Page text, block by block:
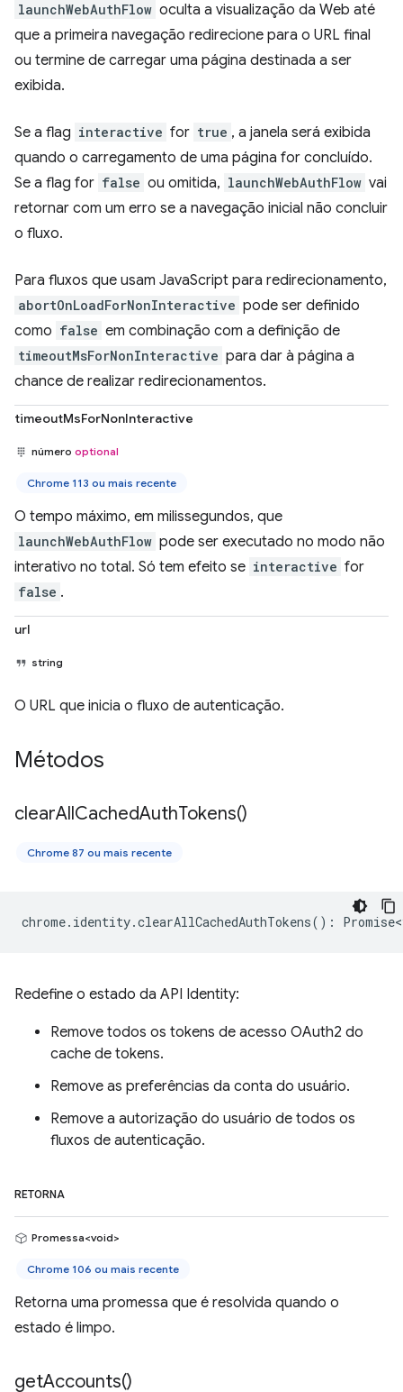
launchWebAuthFlow oculta a visualização da Web até
que a primeira navegação redirecione para o URL final
ou termine de carregar uma página destinada a ser
exibida.
Se a flag interactive for true , a janela será exibida
quando o carregamento de uma página for concluído.
Se a flag for false ou omitida, launchWebAuthFlow vai
retornar com um erro se a navegação inicial não concluir
o fluxo.
Para fluxos que usam JavaScript para redirecionamento,
abortOnLoadForNonInteractive pode ser definido
como false em combinação com a definição de
timeoutMsForNonInteractive para dar à página a
chance de realizar redirecionamentos.
timeoutMsForNonInteractive
número optional
Chrome 113 ou mais recente
O tempo máximo, em milissegundos, que
launchWebAuthFlow pode ser executado no modo não
interativo no total. Só tem efeito se interactive for
false .
url
string
O URL que inicia o fluxo de autenticação.
Métodos
clearAllCachedAuthTokens()
Chrome 87 ou mais recente
chrome. identity.clearAllCachedAuthTokens() :
Redefine o estado da API Identity:
Remove todos os tokens de acesso OAuth2 do
cache de tokens.
Remove as preferências da conta do usuário.
Remove a autorização do usuário de todos os
fluxos de autenticação.
RETORNA
Promessa<void>
Chrome 106 ou mais recente
Retorna uma promessa que é resolvida quando o
estado é limpo.
getAccounts()